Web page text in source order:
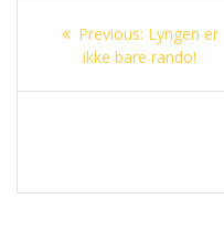
Previous: Previous
post:
Lyngen er
ikke bare rando!